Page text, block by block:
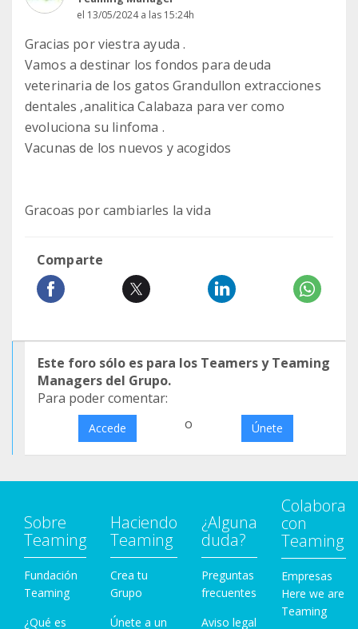
el 13/05/2024 a las 15:24h
Gracias por viestra ayuda .
Vamos a destinar los fondos para deuda
veterinaria de los gatos Grandullon extracciones
dentales ,analitica Calabaza para ver como
evoluciona su linfoma .
Vacunas de los nuevos y acogidos
Gracoas por cambiarles la vida
Comparte
Este foro sólo es para los Teamers y Teaming
Managers del Grupo.
Para poder comentar:
Accede o Únete
Sobre
Teaming
Fundación
Teaming
¿Qué es
Haciendo
Teaming
Crea tu
Grupo
Únete a un
¿Alguna
duda?
Preguntas
frecuentes
Aviso legal
Colabora
con
Teaming
Empresas
Here we are
Teaming